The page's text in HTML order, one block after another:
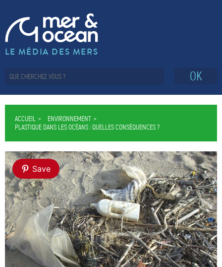
LE MÉDIA DES MERS
OK
ACCUEIL
ENVIRONNEMENT
PLASTIQUE DANS LES OCÉANS : QUELLES CONSÉQUENCES ?
Save